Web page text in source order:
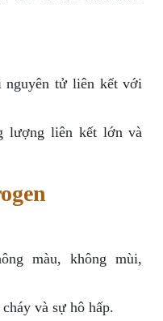
nguyên tử liên kết với
lượng liên kết lớn và
màu, không mùi,
và sự hô hấp.